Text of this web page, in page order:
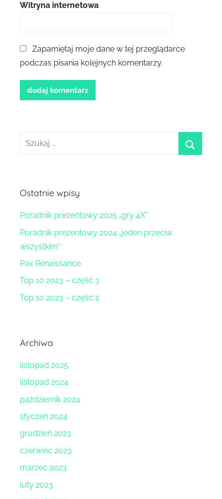
Witryna internetowa
Zapamiętaj moje dane w tej przeglądarce
podczas pisania kolejnych komentarzy.
Szukaj:
Ostatnie wpisy
Poradnik prezentowy 2025 „gry 4X”
Poradnik prezentowy 2024 „jeden przeciw
wszystkim”
Pax Renaissance
Top 10 2023 – część 3
Top 10 2023 – część 2
Archiwa
listopad 2025
listopad 2024
październik 2024
styczeń 2024
grudzień 2023
czerwiec 2023
marzec 2023
luty 2023